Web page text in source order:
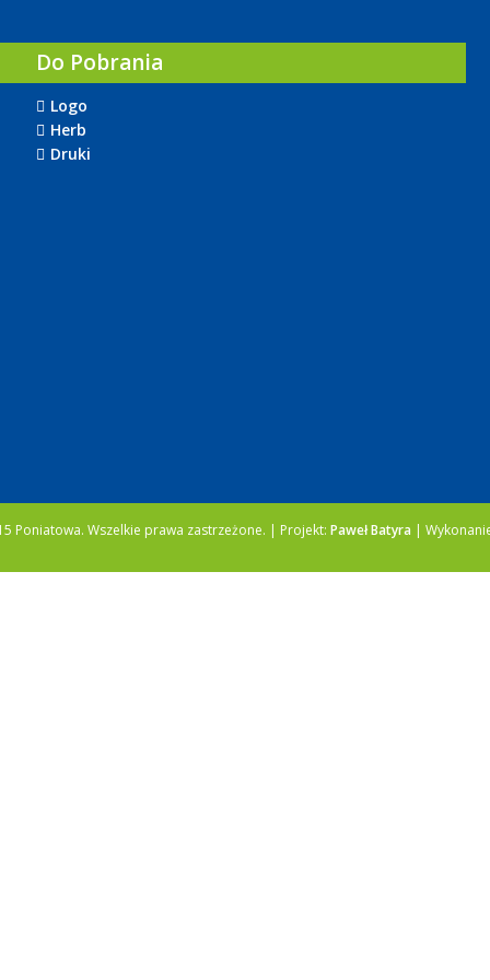
Do Pobrania
Logo
Herb
Druki
Poniatowa. Wszelkie prawa zastrzeżone. | Projekt: Paweł Batyra |